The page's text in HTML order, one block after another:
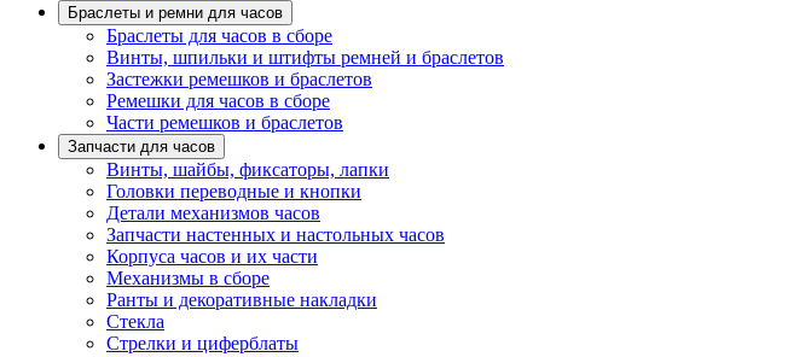
Браслеты и ремни для часов
Браслеты для часов в сборе
Винты, шпильки и штифты ремней и браслетов
Застежки ремешков и браслетов
Ремешки для часов в сборе
Части ремешков и браслетов
Запчасти для часов
Винты, шайбы, фиксаторы, лапки
Головки переводные и кнопки
Детали механизмов часов
Запчасти настенных и настольных часов
Корпуса часов и их части
Механизмы в сборе
Ранты и декоративные накладки
Стекла
Стрелки и циферблаты